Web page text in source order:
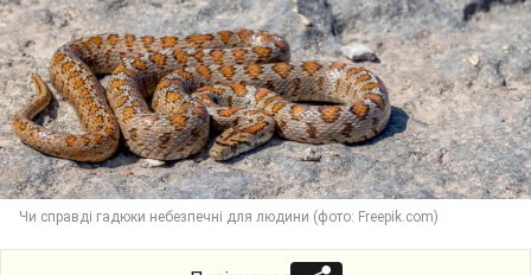
Чи справді гадюки небезпечні для людини (фото: Freepik.com)